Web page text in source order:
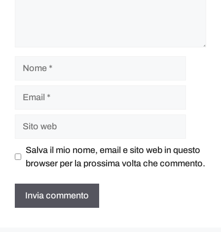
Salva il mio nome, email e sito web in questo
browser per la prossima volta che commento.